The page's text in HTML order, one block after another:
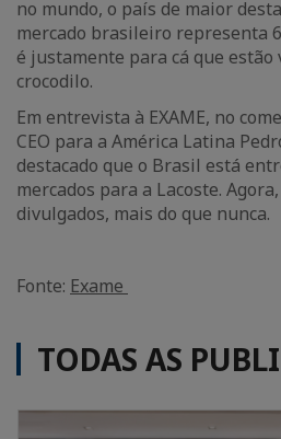
no mundo, o país de maior
mercado brasileiro representa
é justamente para cá que estão
crocodilo.
Em entrevista à EXAME, no
CEO para a América Latina
destacado que o Brasil está
mercados para a Lacoste.
divulgados, mais do que nunca.
Fonte: Exame
TODAS AS